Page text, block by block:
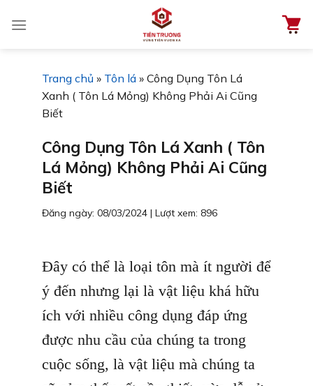
đến
Trang chủ » Tôn lá » Công Dụng Tôn Lá
Xanh ( Tôn Lá Mỏng) Không Phải Ai Cũng
Biết
Công Dụng Tôn Lá Xanh ( Tôn
Lá Mỏng) Không Phải Ai Cũng
Biết
Đăng ngày: 08/03/2024 | Lượt xem: 896
Đây có thể là loại tôn mà ít người để
ý đến nhưng lại là vật liệu khá hữu
ích với nhiều công dụng đáp ứng
được nhu cầu của chúng ta trong
cuộc sống, là vật liệu mà chúng ta